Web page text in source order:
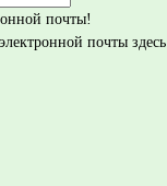
почты!
почты здесь